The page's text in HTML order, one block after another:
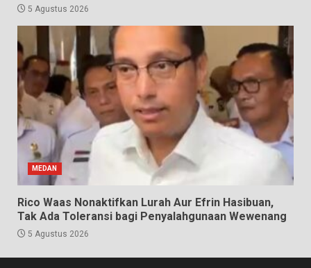
5 Agustus 2026
MEDAN
Rico Waas Nonaktifkan Lurah Aur Efrin Hasibuan,
Tak Ada Toleransi bagi Penyalahgunaan Wewenang
5 Agustus 2026